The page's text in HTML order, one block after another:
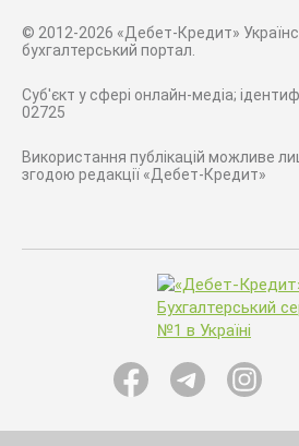
© 2012-2026 «Дебет-Кредит»
бухгалтерський портал.
Суб'єкт у сфері онлайн-медіа;
02725
Використання публікацій можливе
згодою редакції «Дебет-Кредит»